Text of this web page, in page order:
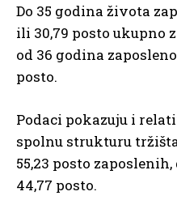
Do 35 godina života
ili 30,79 posto ukupno
od 36 godina
posto.
Podaci pokazuju i
spolnu strukturu
55,23 posto
44,77 posto.